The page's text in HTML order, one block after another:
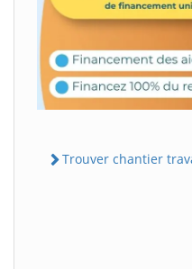
Trouver chantier